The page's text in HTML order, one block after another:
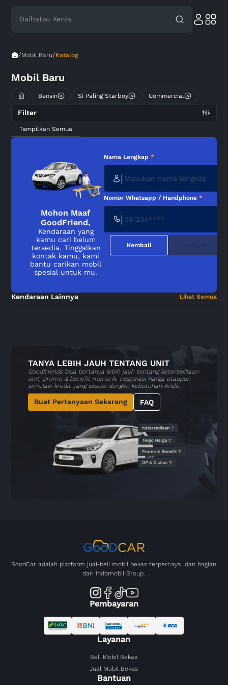
Daihatsu Xenia
/Mobil Baru/Katalog
Mobil Baru
Bensin Si Paling Starboy Commercial
Filter
Tampilkan Semua
Mohon Maaf
GoodFriend,
Kendaraan yang
kamu cari belum
tersedia. Tinggalkan
kontak kamu, kami
bantu carikan mobil
spesial untuk mu.
Nama Lengkap*
|
Nomor Whatsapp / Handphone*
|
Kembali
Kendaraan Lainnya Lihat Semua
TANYA LEBIH JAUH TENTANG UNIT
Goodfriends bisa bertanya lebih jauh tentang ketersediaan
unit, promo & benefit menarik, negosiasi harga ataupun
simulasi kredit yang sesuai dengan kebutuhan Anda.
Buat Pertanyaan Sekarang FAQ
GoodCar adalah platform jual-beli mobil bekas terpercaya, dan bagian
dari Indomobil Group.
Pembayaran
Layanan
Beli Mobil Bekas
Jual Mobil Bekas
Bantuan